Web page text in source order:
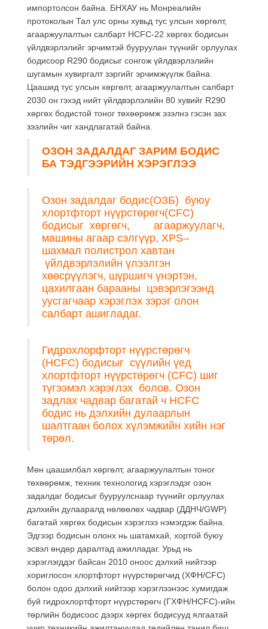
импортолсон байна. БНХАУ нь Монреалийн
протоколын Тал улс орны хувьд тус улсын хөргөлт,
агааржуулалтын салбарт HCFC-22 хөргөх бодисын
үйлдвэрлэлийг эрчимтэй бууруулан түүнийг орлуулах
бодисоор R­290 бодисыг сонгож үйлдвэрлэлийн
шугамын хувиргалт зэргийг эрчимжүүлж байна.
Цаашид тус улсын хөргөлт, агааржуулалтын салбарт
2030 он гэхэд нийт үйлдвэрлэлийн 80 хувийг R­290
хөргөх бодистой тоног төхөөрөмж эзэлнэ гэсэн зах
зээлийн чиг хандлагатай байна.
ОЗОН ЗАДАЛДАГ ЗАРИМ БОДИС
БА ТЭДГЭЭРИЙН ХЭРЭГЛЭЭ
Озон задалдаг бодис(ОЗБ) буюу
хлортфторт нүүрстөрөгч(CFC)
бодисыг хөргөгч, агааржуулагч,
машины агаар сэлгүүр, XPS–
шахмал полистрол хавтан
үйлдвэрлэлийн үлээлгэн
хөөсрүүлэгч, шүршигч үнэртэн,
цахилгаан барааны цэвэрлэгээнд
уусгагчаар хэрэглэх зэрэг олон
салбарт ашигладаг.
Гидрохлорфторт нүүрстөрөгч
(HCFC) бодисыг сүүлийн үед
хлортфторт нүүрстөрөгч (CFC) шиг
түгээмэл хэрэглэх болов. Озон
задлах чадвар багатай ч HCFC
бодис нь дэлхийн дулаарлын
шалтгаан болох хүлэмжийн хийн нэг
төрөл.
Мөн цаашилбал хөргөлт, агааржуулалтын тоног
төхөөрөмж, техник технологид хэрэглэдэг озон
задалдаг бодисыг бууруулснаар түүнийг орлуулах
дэлхийн дулааралд нөлөөлөх чадвар (ДДНЧ/GWP)
багатай хөргөх бодисын хэрэглээ нэмэгдэж байна.
Эдгээр бодисын олонх нь шатамхай, хортой буюу
эсвэл өндөр даралтад ажилладаг. Урьд нь
хэрэглэгддэг байсан 2010 оноос дэлхий нийтээр
хориглосон хлортфторт нүүрстөрөгчид (ХФН/CFC)
болон одоо дэлхий нийтээр хэрэглээнээс хумигдаж
буй гидрохлортфторт нүүрстөрөгч (ГХФН/HCFC)-ийн
төрлийн бодисоос дээрх хөргөх бодисууд ялгаатай